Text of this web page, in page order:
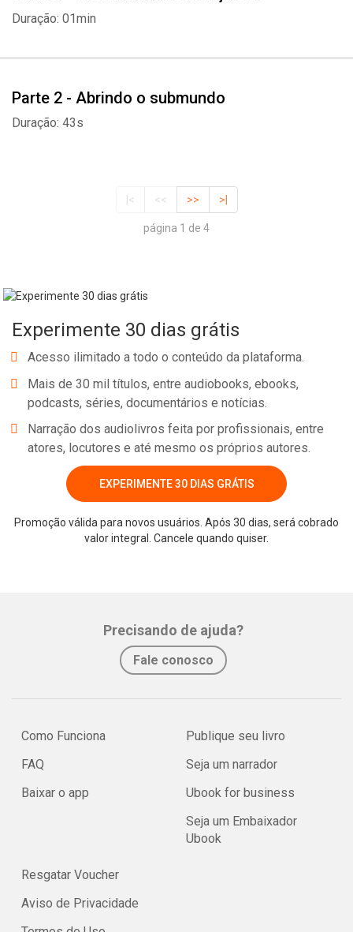
Duração: 01min
Parte 2 - Abrindo o submundo
Duração: 43s
|< << >> >|
página 1 de 4
Experimente 30 dias grátis
Acesso ilimitado a todo o conteúdo da plataforma.
Mais de 30 mil títulos, entre audiobooks, ebooks,
podcasts, séries, documentários e notícias.
Narração dos audiolivros feita por profissionais, entre
atores, locutores e até mesmo os próprios autores.
EXPERIMENTE 30 DIAS GRÁTIS
Promoção válida para novos usuários. Após 30 dias, será cobrado
valor integral. Cancele quando quiser.
Precisando de ajuda?
Fale conosco
Como Funciona
FAQ
Baixar o app
Publique seu livro
Seja um narrador
Ubook for business
Seja um Embaixador
Ubook
Resgatar Voucher
Aviso de Privacidade